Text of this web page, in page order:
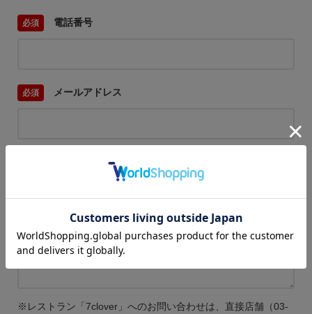
電話番号
メールアドレス
※レストラン「7clover」へのお問い合わせは、直接店舗（03-